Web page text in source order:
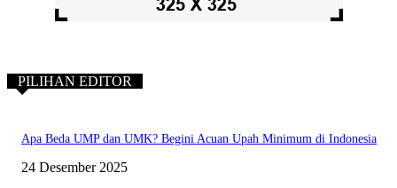
PILIHAN EDITOR
Apa Beda UMP dan UMK? Begini Acuan Upah Minimum di Indonesia
24 Desember 2025